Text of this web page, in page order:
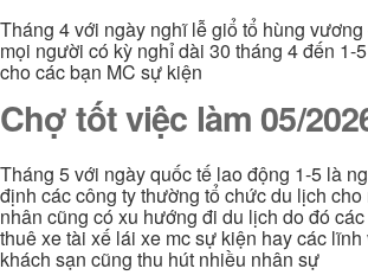
Tháng 4 với ngày nghĩ lễ giổ tổ hùng
mọi người có kỳ nghỉ dài 30 tháng 4 đến 1-
cho các bạn MC sự kiện
Chợ tốt việc làm 05/
Tháng 5 với ngày quốc tế lao động 1-5 là
định các công ty thường tổ chức du lịch
nhân cũng có xu hướng đi du lịch do đó
thuê xe tài xế lái xe mc sự kiện hay các
khách sạn cũng thu hút nhiều nhân sự